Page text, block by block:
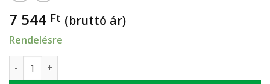
7 544 Ft (bruttó ár)
Rendelésre
Viega Prestabo hollandis csatlakozó csavarzat 22-1" KM